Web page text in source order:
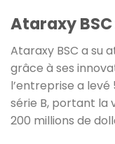
Ataraxy
Ataraxy BSC a su
grâce à ses
l’entreprise a levé
série B, portant la
200 millions de